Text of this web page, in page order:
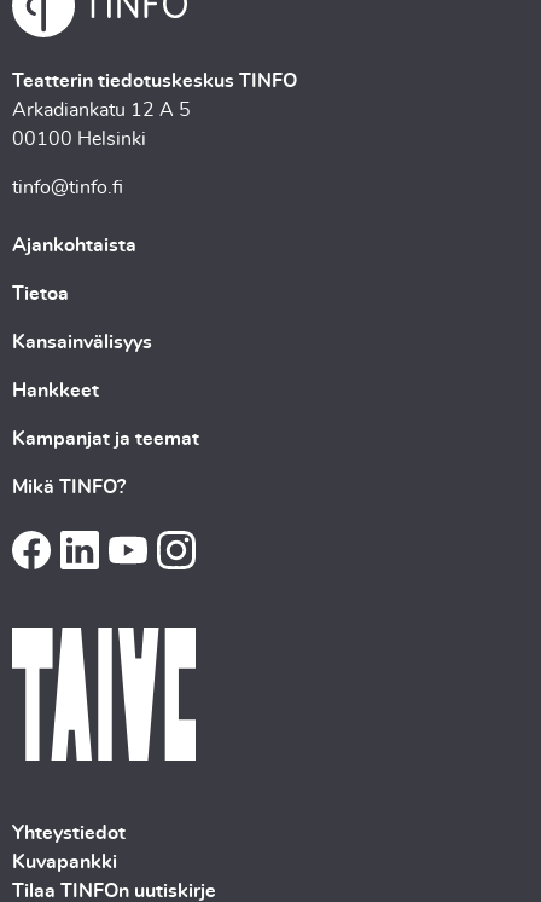
Teatterin tiedotuskeskus TINFO
Arkadiankatu 12 A 5
00100 Helsinki
tinfo@tinfo.fi
Ajankohtaista
Tietoa
Kansainvälisyys
Hankkeet
Kampanjat ja teemat
Mikä TINFO?
Yhteystiedot
Kuvapankki
Tilaa TINFOn uutiskirje